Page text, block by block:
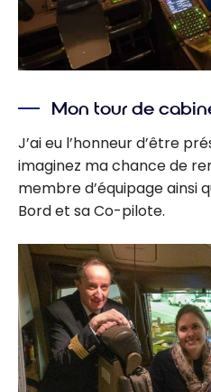
Mon tour de
J’ai eu l’honneur d’être
imaginez ma chance de
membre d’équipage ainsi
Bord et sa Co-pilote.